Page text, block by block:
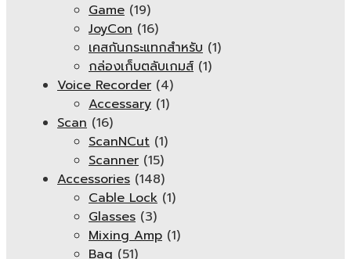
Game (19)
JoyCon (16)
เคสกันกระแทกสำหรับ (1)
กล่องเก็บตลับเกมส์ (1)
Voice Recorder (4)
Accessary (1)
Scan (16)
ScanNCut (1)
Scanner (15)
Accessories (148)
Cable Lock (1)
Glasses (3)
Mixing Amp (1)
Bag (51)